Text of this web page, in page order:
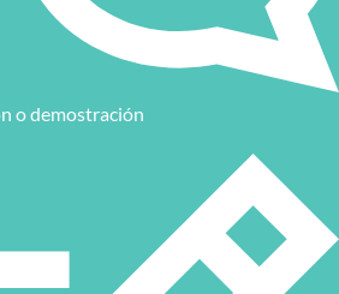
sistemas de visión
están diseñados para maximizar el
de visión artificial, con opciones
para medición de alta precisión, ideales
una emisión de luz estable y
captura de imágenes en diversas
o demostración